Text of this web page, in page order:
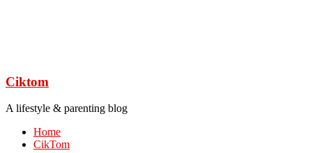
Ciktom
A lifestyle & parenting blog
Home
CikTom